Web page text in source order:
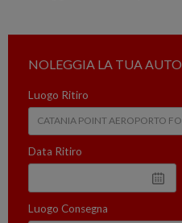
NOLEGGIA LA TUA AUTO
Luogo Ritiro
Data Ritiro
Luogo Consegna